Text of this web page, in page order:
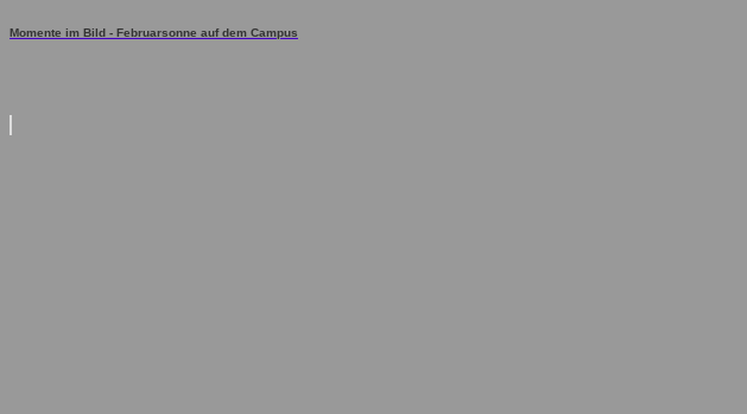
Momente im Bild - Februarsonne auf dem Campus